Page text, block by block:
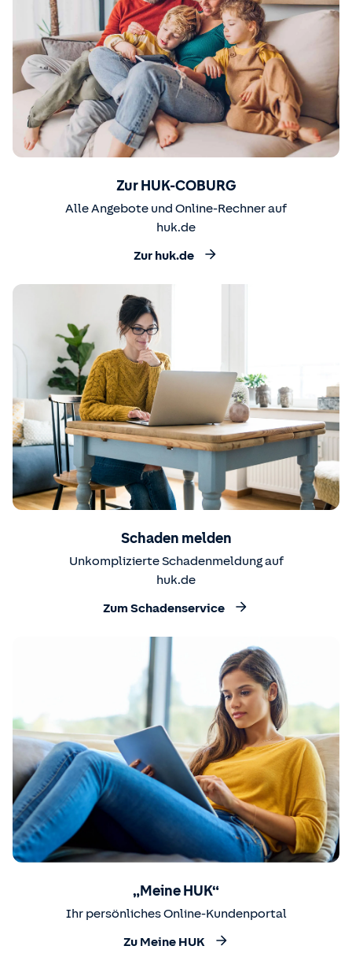
Zur HUK-COBURG
Alle Angebote und Online-Rechner auf
huk.de
Zur huk.de
Schaden melden
Unkomplizierte Schadenmeldung auf
huk.de
Zum Schadenservice
„Meine HUK“
Ihr persönliches Online-Kundenportal
Zu Meine HUK